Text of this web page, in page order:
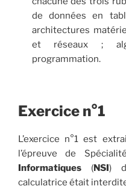
de données en
architectures
et réseaux ;
programmation.
Exercice n°1
L’exercice n°1 est
l’épreuve de
Informatiques (NSI)
calculatrice était